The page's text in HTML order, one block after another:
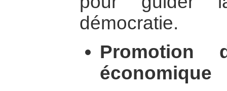
démocratie.
Promotion
économique